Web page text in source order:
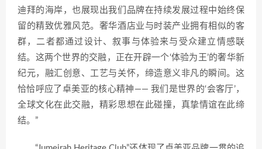
迪拜的海岸，也展现出我们品牌在持续发展过程中始终保
留的精致优雅风范。奢华酒店业与时装产业拥有相似的客
群，二者都通过设计、叙事与体验来与受众建立情感联
结。这两个世界的交融，正在开辟一个‘体验为王’的奢华新
纪元，融汇创意、工艺与关怀，缔造意义非凡的瞬间。这
恰恰呼应了卓美亚的核心精神—— 我们是世界的‘会客厅’，
全球文化在此交融，精彩思想在此碰撞，真挚情谊在此缔
结。”